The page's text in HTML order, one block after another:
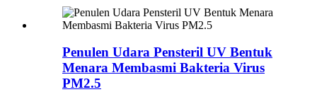
Penulen Udara Pensteril UV Bentuk
Menara Membasmi Bakteria Virus
PM2.5